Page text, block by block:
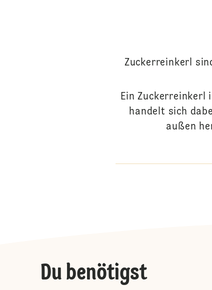
Zuckerreinkerl
Ein Zuckerreinkerl
handelt sich
außen
Du benötigst